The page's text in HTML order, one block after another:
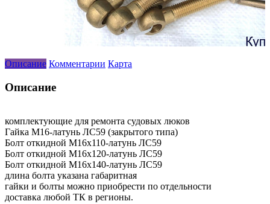
Описание Комментарии Карта
Описание
комплектующие для ремонта судовых люков
Гайка М16-латунь ЛС59 (закрытого типа)
Болт откидной М16х110-латунь ЛС59
Болт откидной М16х120-латунь ЛС59
Болт откидной М16х140-латунь ЛС59
длина болта указана габаритная
гайки и болты можно приобрести по отдельности
доставка любой ТК в регионы.